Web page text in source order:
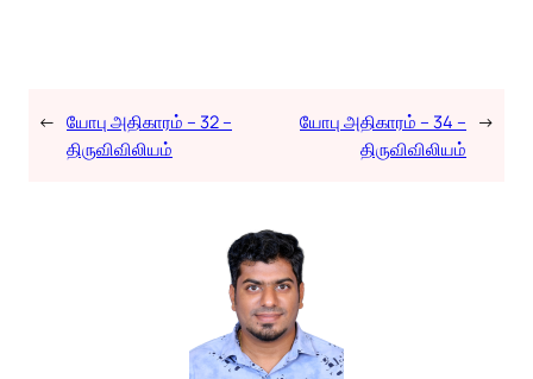
← யோபு அதிகாரம் – 32 –
திருவிவிலியம்
யோபு அதிகாரம் – 34 –
திருவிவிலியம்
→